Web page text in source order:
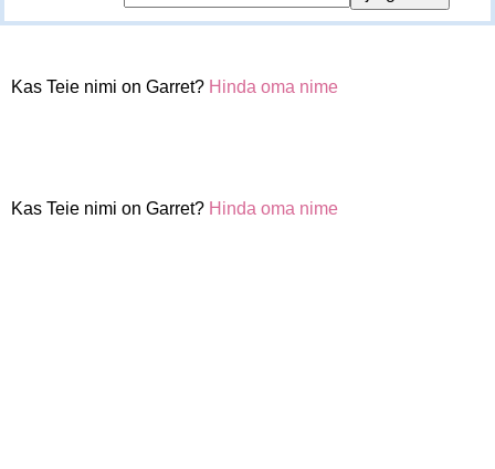
Kas Teie nimi on Garret? Hinda oma nime
Kas Teie nimi on Garret? Hinda oma nime